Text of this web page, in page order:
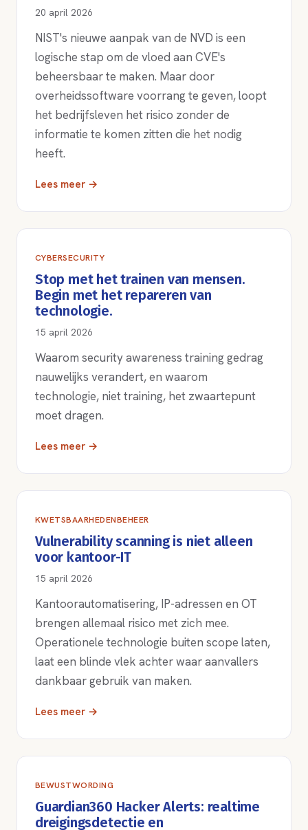
20 april 2026
NIST's nieuwe aanpak van de NVD is een
logische stap om de vloed aan CVE's
beheersbaar te maken. Maar door
overheidssoftware voorrang te geven, loopt
het bedrijfsleven het risico zonder de
informatie te komen zitten die het nodig
heeft.
Lees meer →
CYBERSECURITY
Stop met het trainen van mensen.
Begin met het repareren van
technologie.
15 april 2026
Waarom security awareness training gedrag
nauwelijks verandert, en waarom
technologie, niet training, het zwaartepunt
moet dragen.
Lees meer →
KWETSBAARHEDENBEHEER
Vulnerability scanning is niet alleen
voor kantoor-IT
15 april 2026
Kantoorautomatisering, IP-adressen en OT
brengen allemaal risico met zich mee.
Operationele technologie buiten scope laten,
laat een blinde vlek achter waar aanvallers
dankbaar gebruik van maken.
Lees meer →
BEWUSTWORDING
Guardian360 Hacker Alerts: realtime
dreigingsdetectie en